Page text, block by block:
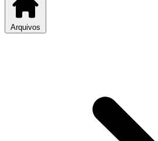
Arquivos